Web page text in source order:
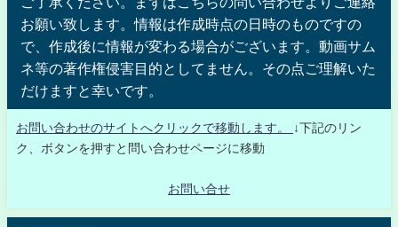
お願い致します。情報は作成時点の日時のものですの
で、作成後に情報が変わる場合がございます。動画サム
ネ等の著作権侵害目的としてません。その点ご理解いた
だけますと幸いです。
お問い合わせのサイトへクリックで移動します。
↓下記のリン
ク、ボタンを押すと問い合わせページに移動
お問い合せ